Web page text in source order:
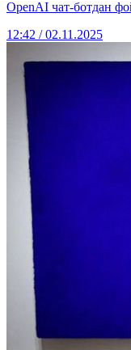
OpenAI чат-ботдан
12:42 / 02.11.2025